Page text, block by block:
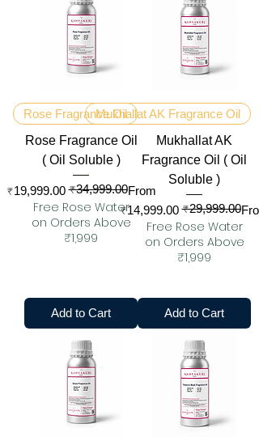
Mukhallat AK Fragrance Oil
Mukhallat AK
Fragrance Oil ( Oil
Soluble )
Regular
₹29,999.00
₹14,999.00 Sale
Free Rose Water
on Orders Above
₹1,999
Add to Cart
Rose Fragrance Oil
Rose Fragrance Oil
( Oil Soluble )
From
Regular Price
₹34,999.00
₹19,999.00 Sale Price
Free Rose Water
on Orders Above
₹1,999
Add to Cart